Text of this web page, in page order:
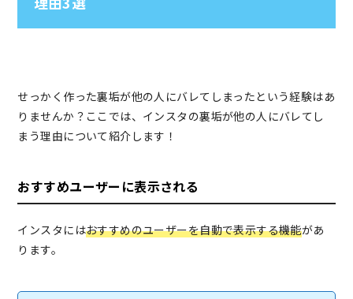
せっかく作った裏垢が他の人にバレてしまったという経験はあ
りませんか？ここでは、インスタの裏垢が他の人にバレてし
まう理由について紹介します！
おすすめユーザーに表示される
インスタにはおすすめのユーザーを自動で表示する機能があ
ります。